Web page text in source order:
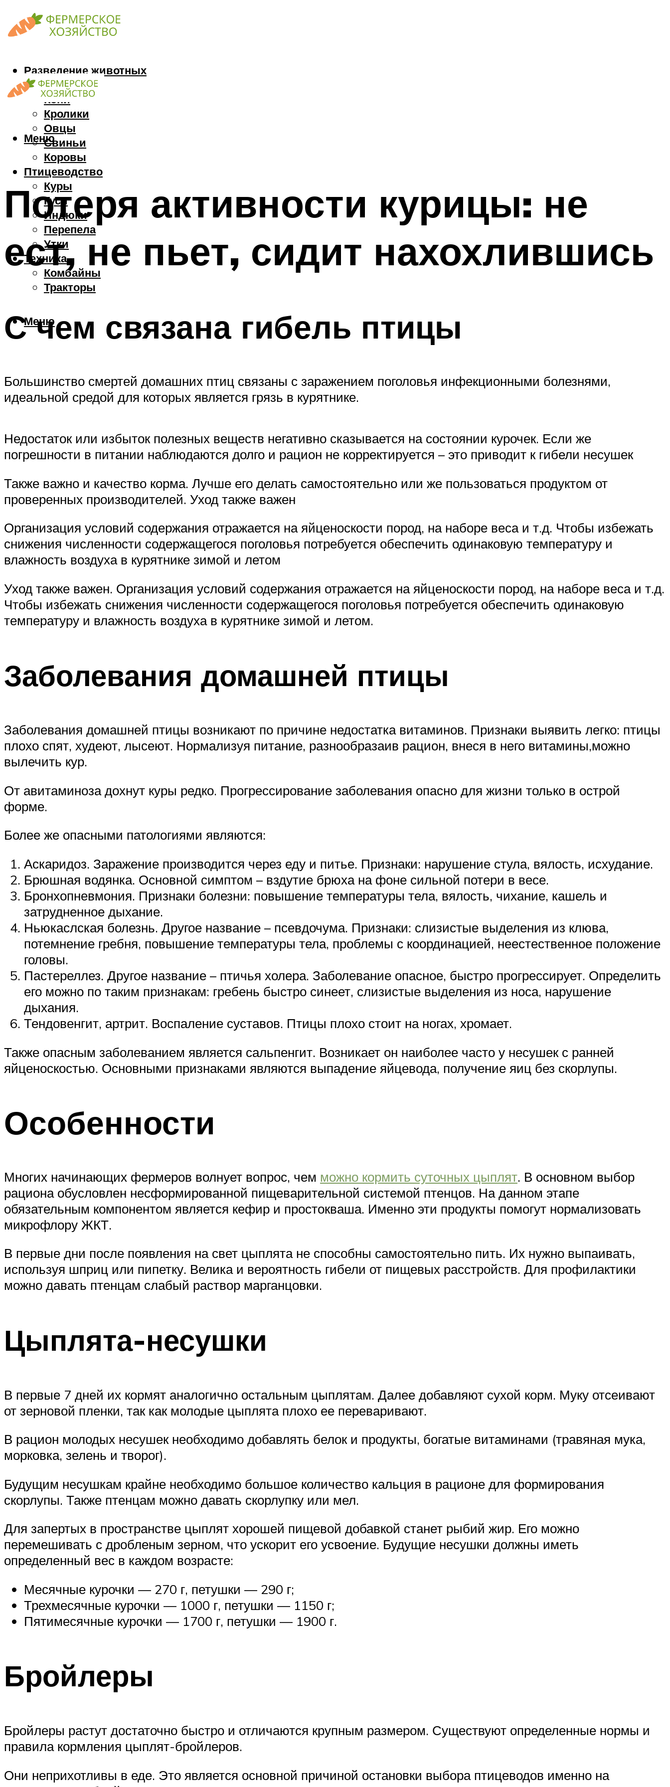
Разведение животных
Козы
Кони
Кролики
Овцы
Свиньи
Коровы
Птицеводство
Куры
Гуси
Индюки
Перепела
Утки
Техника
Комбайны
Тракторы
Меню
Меню
Потеря активности курицы: не
ест, не пьет, сидит нахохлившись
С чем связана гибель птицы
Большинство смертей домашних птиц связаны с заражением поголовья инфекционными болезнями,
идеальной средой для которых является грязь в курятнике.
Недостаток или избыток полезных веществ негативно сказывается на состоянии курочек. Если же
погрешности в питании наблюдаются долго и рацион не корректируется – это приводит к гибели несушек
Также важно и качество корма. Лучше его делать самостоятельно или же пользоваться продуктом от
проверенных производителей. Уход также важен
Организация условий содержания отражается на яйценоскости пород, на наборе веса и т.д. Чтобы избежать
снижения численности содержащегося поголовья потребуется обеспечить одинаковую температуру и
влажность воздуха в курятнике зимой и летом
Уход также важен. Организация условий содержания отражается на яйценоскости пород, на наборе веса и т.д.
Чтобы избежать снижения численности содержащегося поголовья потребуется обеспечить одинаковую
температуру и влажность воздуха в курятнике зимой и летом.
Заболевания домашней птицы
Заболевания домашней птицы возникают по причине недостатка витаминов. Признаки выявить легко: птицы
плохо спят, худеют, лысеют. Нормализуя питание, разнообразаив рацион, внеся в него витамины,можно
вылечить кур.
От авитаминоза дохнут куры редко. Прогрессирование заболевания опасно для жизни только в острой
форме.
Более же опасными патологиями являются:
Аскаридоз. Заражение производится через еду и питье. Признаки: нарушение стула, вялость, исхудание.
Брюшная водянка. Основной симптом – вздутие брюха на фоне сильной потери в весе.
Бронхопневмония. Признаки болезни: повышение температуры тела, вялость, чихание, кашель и
затрудненное дыхание.
Ньюкаслская болезнь. Другое название – псевдочума. Признаки: слизистые выделения из клюва,
потемнение гребня, повышение температуры тела, проблемы с координацией, неестественное положение
головы.
Пастереллез. Другое название – птичья холера. Заболевание опасное, быстро прогрессирует. Определить
его можно по таким признакам: гребень быстро синеет, слизистые выделения из носа, нарушение
дыхания.
Тендовенгит, артрит. Воспаление суставов. Птицы плохо стоит на ногах, хромает.
Также опасным заболеванием является сальпенгит. Возникает он наиболее часто у несушек с ранней
яйценоскостью. Основными признаками являются выпадение яйцевода, получение яиц без скорлупы.
Особенности
Многих начинающих фермеров волнует вопрос, чем можно кормить суточных цыплят. В основном выбор
рациона обусловлен несформированной пищеварительной системой птенцов. На данном этапе
обязательным компонентом является кефир и простокваша. Именно эти продукты помогут нормализовать
микрофлору ЖКТ.
В первые дни после появления на свет цыплята не способны самостоятельно пить. Их нужно выпаивать,
используя шприц или пипетку. Велика и вероятность гибели от пищевых расстройств. Для профилактики
можно давать птенцам слабый раствор марганцовки.
Цыплята-несушки
В первые 7 дней их кормят аналогично остальным цыплятам. Далее добавляют сухой корм. Муку отсеивают
от зерновой пленки, так как молодые цыплята плохо ее переваривают.
В рацион молодых несушек необходимо добавлять белок и продукты, богатые витаминами (травяная мука,
морковка, зелень и творог).
Будущим несушкам крайне необходимо большое количество кальция в рационе для формирования
скорлупы. Также птенцам можно давать скорлупку или мел.
Для запертых в пространстве цыплят хорошей пищевой добавкой станет рыбий жир. Его можно
перемешивать с дробленым зерном, что ускорит его усвоение. Будущие несушки должны иметь
определенный вес в каждом возрасте:
Месячные курочки — 270 г, петушки — 290 г;
Трехмесячные курочки — 1000 г, петушки — 1150 г;
Пятимесячные курочки — 1700 г, петушки — 1900 г.
Бройлеры
Бройлеры растут достаточно быстро и отличаются крупным размером. Существуют определенные нормы и
правила кормления цыплят-бройлеров.
Они неприхотливы в еде. Это является основной причиной остановки выбора птицеводов именно на